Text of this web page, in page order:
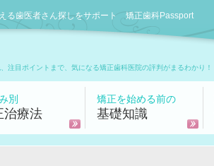
る歯医者さん探しをサポート 矯正歯科Passport
注目ポイントまで、気になる矯正歯科医院の評判がまるわかり！
別
治療法
矯正を始める前の
基礎知識